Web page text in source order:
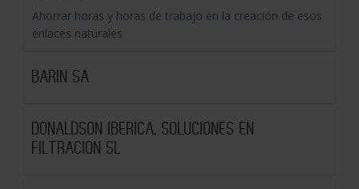
Ahorrar horas y horas de trabajo en la creación de esos
enlaces naturales
BARIN SA
DONALDSON IBERICA, SOLUCIONES EN
FILTRACION SL